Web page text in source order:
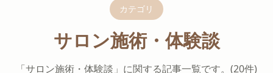
カテゴリ
サロン施術・体験談
「サロン施術・体験談」に関する記事一覧です。(20件)